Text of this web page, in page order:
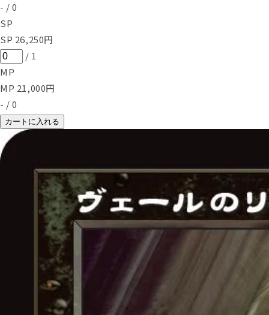
- / 0
SP
SP 26,250円
/ 1
MP
MP 21,000円
- / 0
カートに入れる